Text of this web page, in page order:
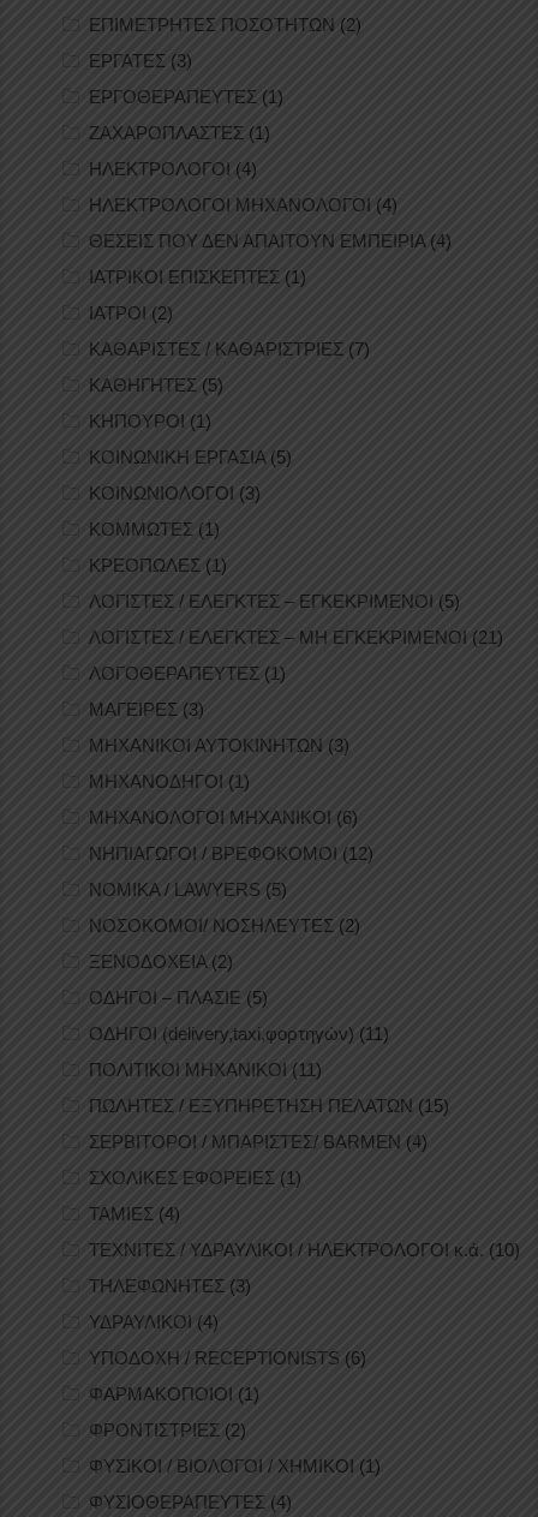
ΕΠΙΜΕΤΡΗΤΕΣ ΠΟΣΟΤΗΤΩΝ (2)
ΕΡΓΑΤΕΣ (3)
ΕΡΓΟΘΕΡΑΠΕΥΤΕΣ (1)
ΖΑΧΑΡΟΠΛΑΣΤΕΣ (1)
ΗΛΕΚΤΡΟΛΟΓΟΙ (4)
ΗΛΕΚΤΡΟΛΟΓΟΙ ΜΗΧΑΝΟΛΟΓΟΙ (4)
ΘΕΣΕΙΣ ΠΟΥ ΔΕΝ ΑΠΑΙΤΟΥΝ ΕΜΠΕΙΡΙΑ(4)
ΙΑΤΡΙΚΟΙ ΕΠΙΣΚΕΠΤΕΣ (1)
ΙΑΤΡΟΙ (2)
ΚΑΘΑΡΙΣΤΕΣ / ΚΑΘΑΡΙΣΤΡΙΕΣ (7)
ΚΑΘΗΓΗΤΕΣ (5)
ΚΗΠΟΥΡΟΙ (1)
ΚΟΙΝΩΝΙΚΗ ΕΡΓΑΣΙΑ (5)
ΚΟΙΝΩΝΙΟΛΟΓΟΙ (3)
ΚΟΜΜΩΤΕΣ (1)
ΚΡΕΟΠΩΛΕΣ (1)
ΛΟΓΙΣΤΕΣ / ΕΛΕΓΚΤΕΣ – ΕΓΚΕΚΡΙΜΕΝΟΙ (5)
ΛΟΓΙΣΤΕΣ / ΕΛΕΓΚΤΕΣ – ΜΗ ΕΓΚΕΚΡΙΜΕΝΟΙ (21)
ΛΟΓΟΘΕΡΑΠΕΥΤΕΣ (1)
ΜΑΓΕΙΡΕΣ (3)
ΜΗΧΑΝΙΚΟΙ ΑΥΤΟΚΙΝΗΤΩΝ (3)
ΜΗΧΑΝΟΔΗΓΟΙ (1)
ΜΗΧΑΝΟΛΟΓΟΙ ΜΗΧΑΝΙΚΟΙ (6)
ΝΗΠΙΑΓΩΓΟΙ / ΒΡΕΦΟΚΟΜΟΙ (12)
ΝΟΜΙΚΑ / LAWYERS (5)
ΝΟΣΟΚΟΜΟΙ/ ΝΟΣΗΛΕΥΤΕΣ (2)
ΞΕΝΟΔΟΧΕΙΑ(2)
ΟΔΗΓΟΙ – ΠΛΑΣΙΕ (5)
ΟΔΗΓΟΙ (delivery,taxi,φορτηγών) (11)
ΠΟΛΙΤΙΚΟΙ ΜΗΧΑΝΙΚΟΙ (11)
ΠΩΛΗΤΕΣ / ΕΞΥΠΗΡΕΤΗΣΗ ΠΕΛΑΤΩΝ (15)
ΣΕΡΒΙΤΟΡΟΙ / ΜΠΑΡΙΣΤΕΣ/ BARMEN (4)
ΣΧΟΛΙΚΕΣ ΕΦΟΡΕΙΕΣ (1)
ΤΑΜΙΕΣ (4)
ΤΕΧΝΙΤΕΣ / ΥΔΡΑΥΛΙΚΟΙ / ΗΛΕΚΤΡΟΛΟΓΟΙ κ.ά. (10)
ΤΗΛΕΦΩΝΗΤΕΣ (3)
ΥΔΡΑΥΛΙΚΟΙ (4)
ΥΠΟΔΟΧΗ / RECEPTIONISTS (6)
ΦΑΡΜΑΚΟΠΟΙΟΙ (1)
ΦΡΟΝΤΙΣΤΡΙΕΣ (2)
ΦΥΣΙΚΟΙ / ΒΙΟΛΟΓΟΙ / ΧΗΜΙΚΟΙ (1)
ΦΥΣΙΟΘΕΡΑΠΕΥΤΕΣ (4)